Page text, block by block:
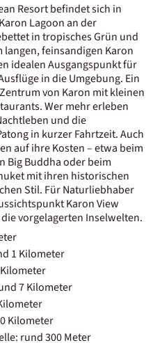
Resort befindet sich in
Lagoon an der
in tropisches Grün und
feinsandigen Karon
idealen Ausgangspunkt für
in die Umgebung. Ein
von Karon mit kleinen
Wer mehr erleben
und die
in kurzer Fahrtzeit. Auch
auf ihre Kosten – etwa beim
Big Buddha oder beim
mit ihren historischen
Stil. Für Naturliebhaber
Karon View
vorgelagerten Inselwelten.
1 Kilometer
7 Kilometer
Kilometer
rund 300 Meter